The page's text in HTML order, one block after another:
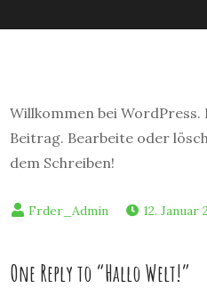
Willkommen bei
Beitrag. Bearbeite oder
dem Schreiben!
12. Januar
One Reply to “Hallo Welt!”